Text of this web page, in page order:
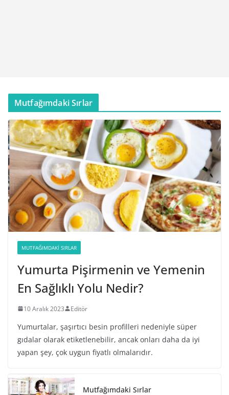
Mutfağımdaki Sırlar
MUTFAĞIMDAKI SIRLAR
Yumurta Pişirmenin ve Yemenin
En Sağlıklı Yolu Nedir?
10 Aralık 2023 Editör
Yumurtalar, şaşırtıcı besin profilleri nedeniyle süper
gıdalar olarak etiketlenebilir, ancak onları daha da iyi
yapan şey, çok uygun fiyatlı olmalarıdır.
Mutfağımdaki Sırlar